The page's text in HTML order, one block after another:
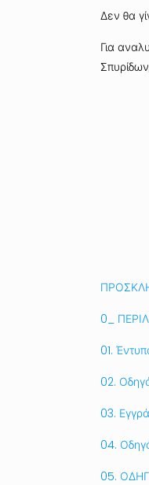
Δεν θα
Για
0_
01.
02.
03.
04.
05.